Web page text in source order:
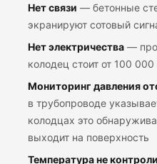
Нет связи — бетонные
экранируют сотовый
Нет электричества—
колодец стоит от 100
Мониторинг давления
в трубопроводе
колодцах это
выходит на поверхность
Температура не